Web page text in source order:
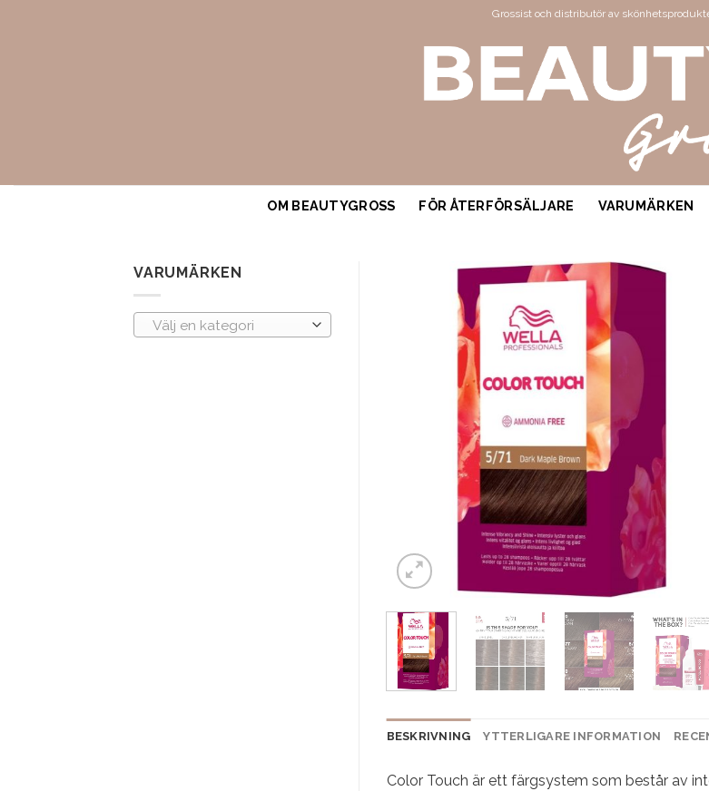
Grossist och distributör av
OM BEAUTYGROSS FÖR ÅTERFÖRSÄLJARE VARUMÄRKEN
VARUMÄRKEN
Välj en kategori
BESKRIVNING YTTERLIGARE INFORMATION
Color Touch är ett färgsystem som består av